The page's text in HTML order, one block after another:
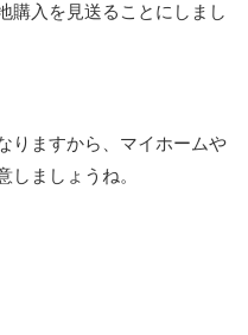
購入を見送ることにしまし
りますから、マイホームや
しましょうね。